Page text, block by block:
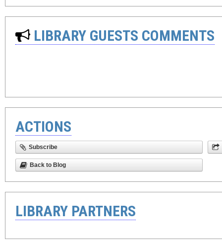
LIBRARY GUESTS COMMENTS
ACTIONS
Subscribe
Back to Blog
LIBRARY PARTNERS